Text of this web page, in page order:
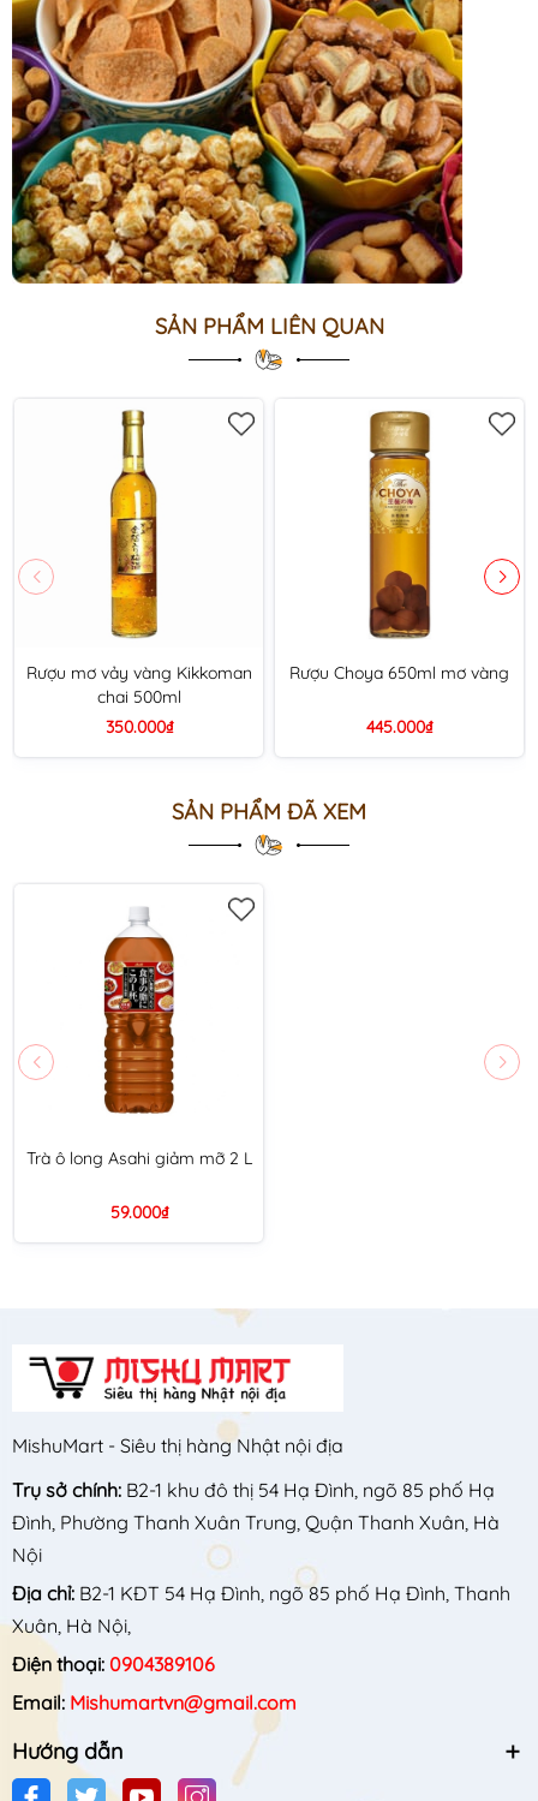
SẢN PHẨM LIÊN QUAN
Rượu mơ vảy vàng Kikkoman
chai 500ml
350.000₫
Rượu Choya 650ml mơ vàng
445.000₫
SẢN PHẨM ĐÃ XEM
Trà ô long Asahi giảm mỡ 2 L
59.000₫
MishuMart - Siêu thị hàng Nhật nội địa
Trụ sở chính: B2-1 khu đô thị 54 Hạ Đình, ngõ 85 phố Hạ
Đình, Phường Thanh Xuân Trung, Quận Thanh Xuân, Hà
Nội
Địa chỉ: B2-1 KĐT 54 Hạ Đình, ngõ 85 phố Hạ Đình, Thanh
Xuân, Hà Nội,
Điện thoại: 0904389106
Email: Mishumartvn@gmail.com
Hướng dẫn